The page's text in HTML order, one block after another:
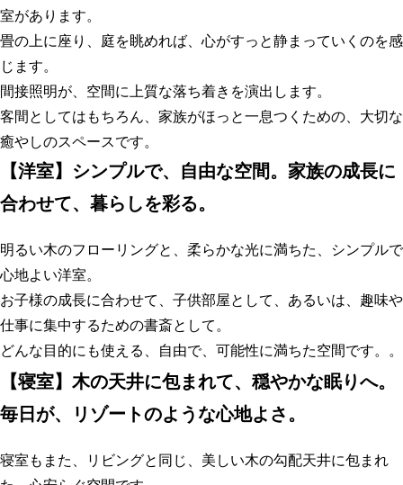
室があります。
畳の上に座り、庭を眺めれば、心がすっと静まっていくのを感
じます。
間接照明が、空間に上質な落ち着きを演出します。
客間としてはもちろん、家族がほっと一息つくための、大切な
癒やしのスペースです。
【洋室】シンプルで、自由な空間。家族の成長に
合わせて、暮らしを彩る。
明るい木のフローリングと、柔らかな光に満ちた、シンプルで
心地よい洋室。
お子様の成長に合わせて、子供部屋として、あるいは、趣味や
仕事に集中するための書斎として。
どんな目的にも使える、自由で、可能性に満ちた空間です。。
【寝室】木の天井に包まれて、穏やかな眠りへ。
毎日が、リゾートのような心地よさ 。
寝室もまた、リビングと同じ、美しい木の勾配天井に包まれ